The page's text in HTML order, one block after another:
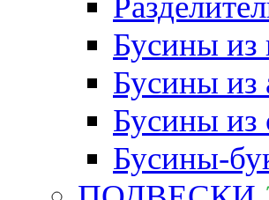
Бусины из
Бусины из
Бусины из
Бусины-